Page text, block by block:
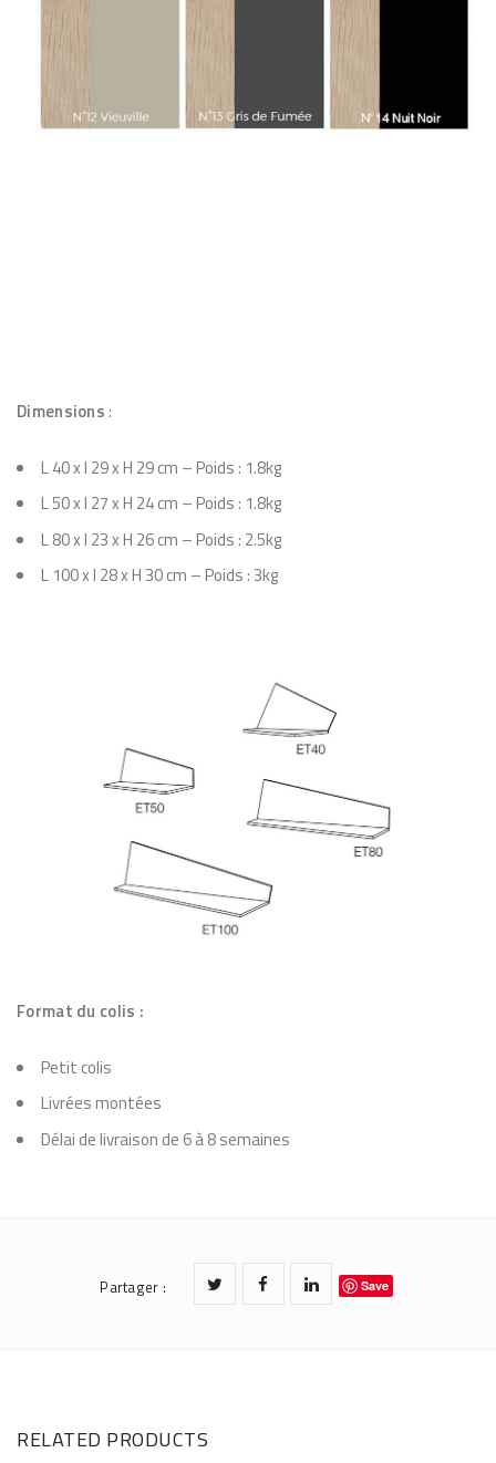
Dimensions:
L 40 x l 29 x H 29 cm – Poids : 1.8kg
L 50 x l 27 x H 24 cm – Poids : 1.8kg
L 80 x l 23 x H 26 cm – Poids : 2.5kg
L 100 x l 28 x H 30 cm – Poids : 3kg
Format du colis :
Petit colis
Livrées montées
Délai de livraison de 6 à 8 semaines
Partager : Save
RELATED PRODUCTS